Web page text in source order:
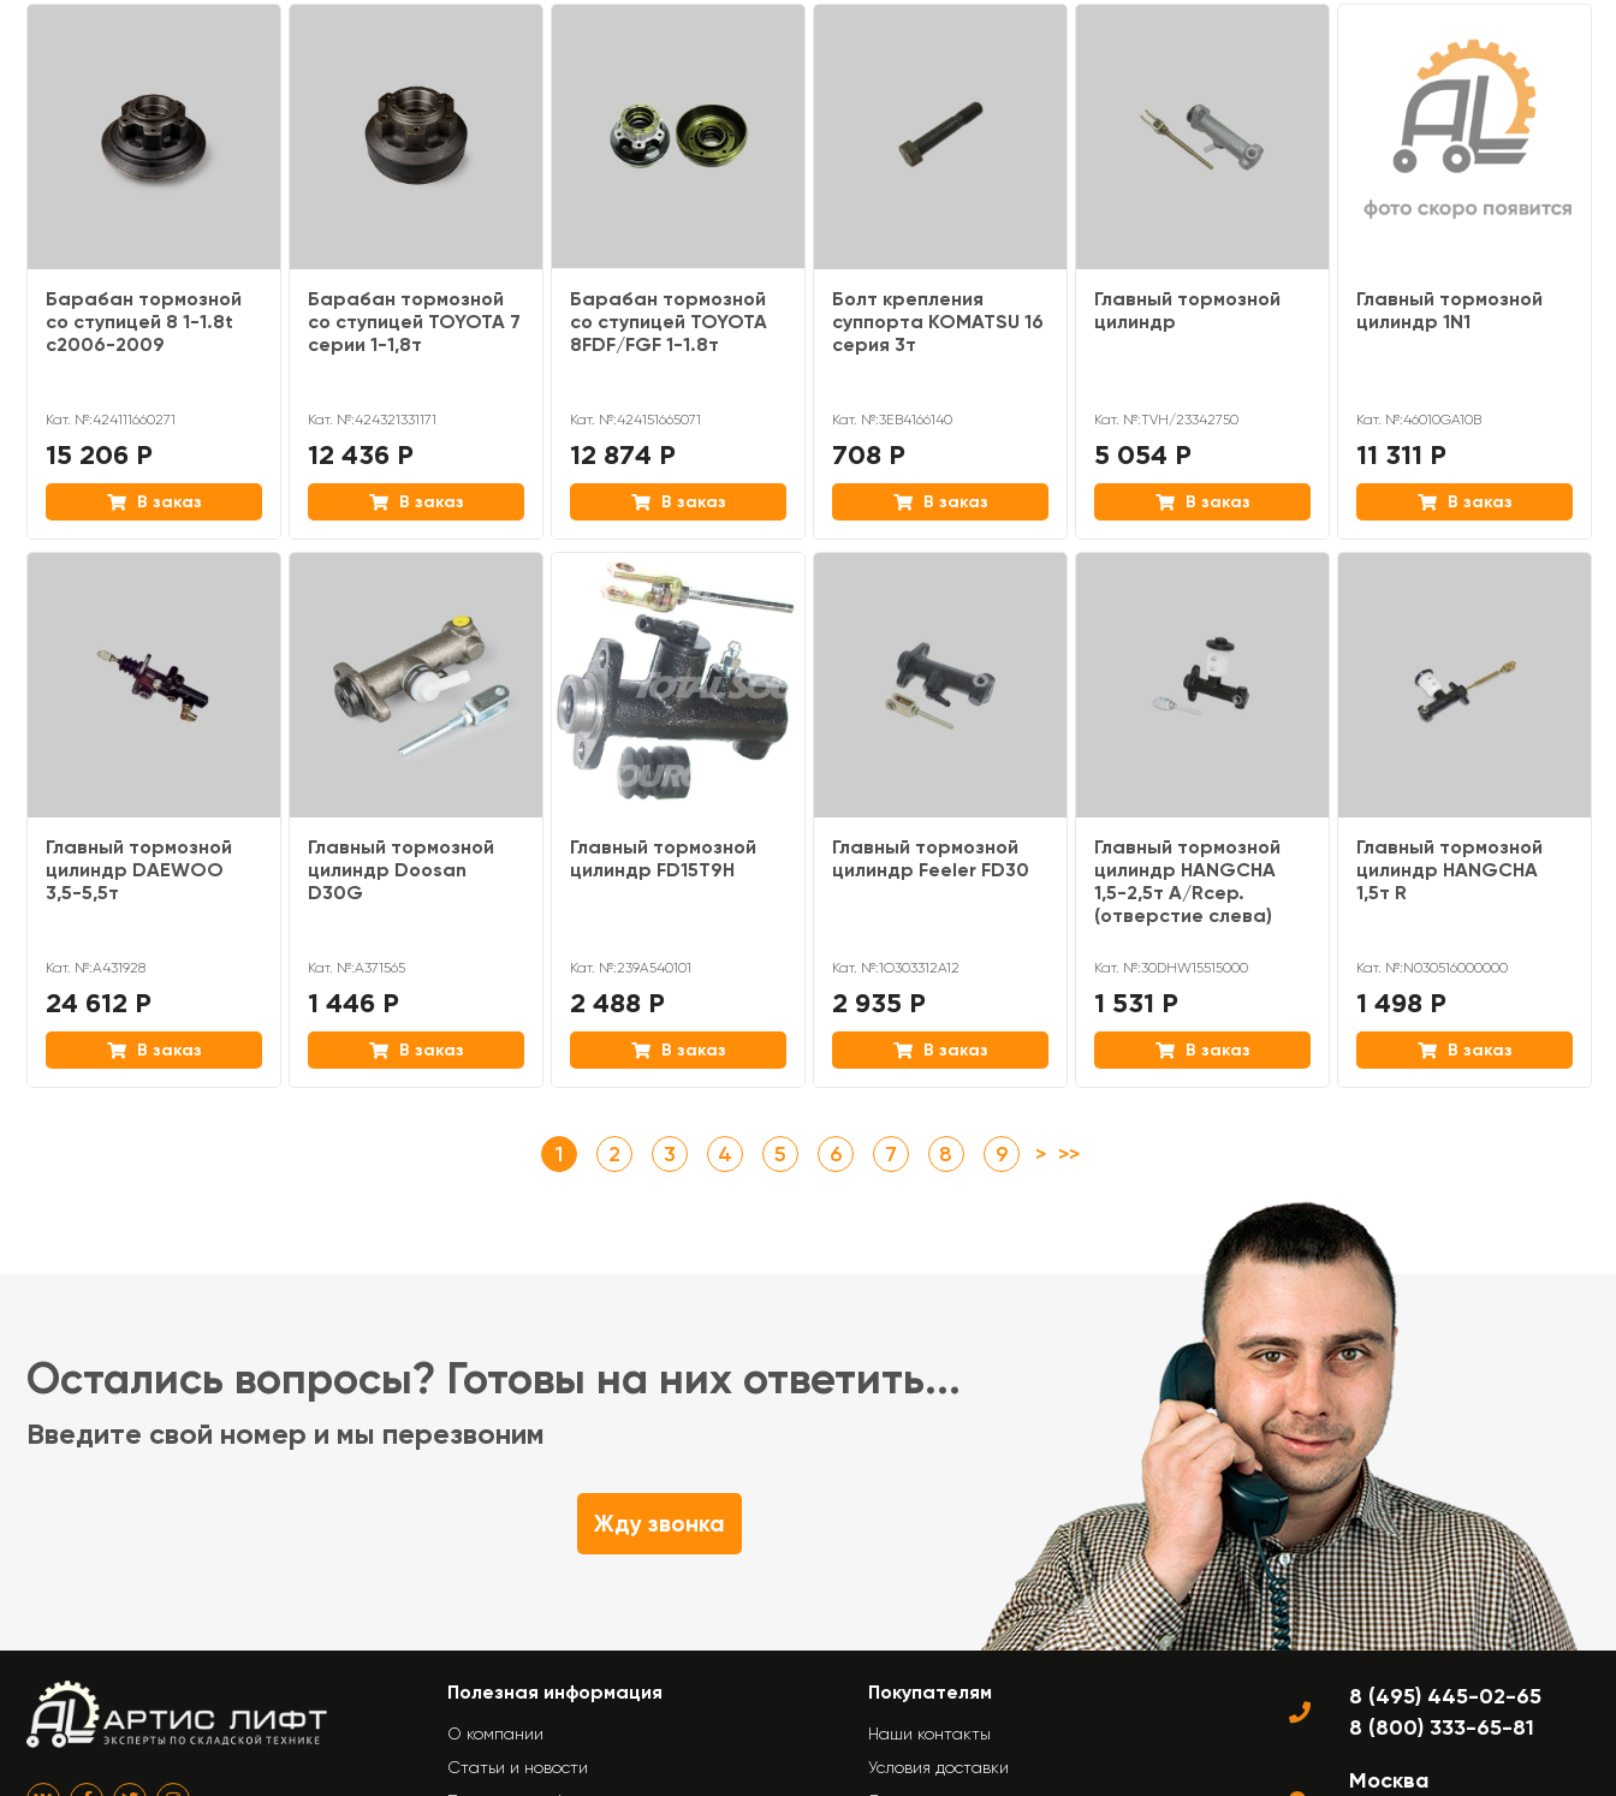
Барабан тормозной
со ступицей 8 1-1.8t
c2006-2009
Кат. №:424111660271
15 206 Р
В заказ
Барабан тормозной
со ступицей TOYOTA 7
серии 1-1,8т
Кат. №:424321331171
12 436 Р
В заказ
Барабан тормозной
со ступицей TOYOTA
8FDF/FGF 1-1.8т
Кат. №:424151665071
12 874 Р
В заказ
Болт крепления
суппорта KOMATSU 16
серия 3т
Кат. №:3EB4166140
708 Р
В заказ
Главный тормозной
цилиндр
Кат. №:TVH/23342750
5 054 Р
В заказ
Главный тормозной
цилиндр 1N1
Кат. №:46010GA10B
11 311 Р
В заказ
Главный тормозной
цилиндр DAEWOO
3,5-5,5т
Кат. №:A431928
24 612 Р
В заказ
Главный тормозной
цилиндр Doosan
D30G
Кат. №:A371565
1 446 Р
В заказ
Главный тормозной
цилиндр FD15T9H
Кат. №:239A540101
2 488 Р
В заказ
Главный тормозной
цилиндр Feeler FD30
Кат. №:1O303312A12
2 935 Р
В заказ
Главный тормозной
цилиндр HANGCHA
1,5-2,5т A/Rсер.
(отверстие слева)
Кат. №:30DHW15515000
1 531 Р
В заказ
Главный тормозной
цилиндр HANGCHA
1,5т R
Кат. №:N030516000000
1 498 Р
В заказ
1 2 3 4 5 6 7 8 9 > >>
Остались вопросы? Готовы на них ответить...
Введите свой номер и мы перезвоним
Жду звонка
Полезная информация
О компании
Статьи и новости
Покупателям
Наши контакты
Условия доставки
8 (495) 445-02-65
8 (800) 333-65-81
Москва